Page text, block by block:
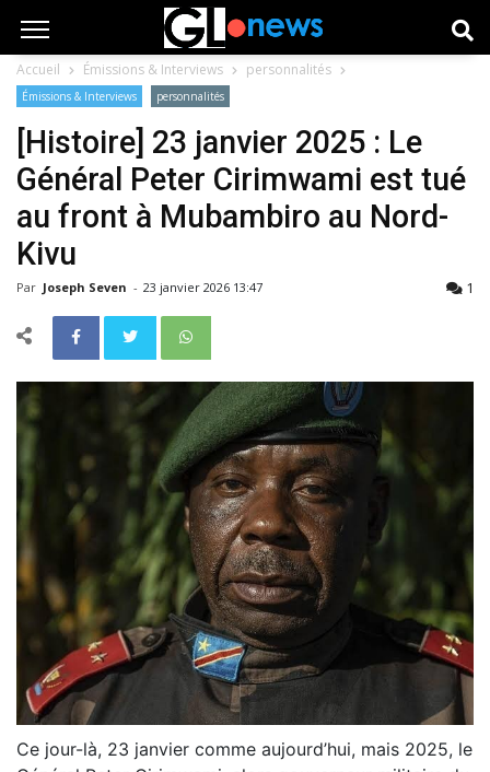
Accueil Émissions & Interviews personnalités
Émissions & Interviews personnalités
[Histoire] 23 janvier 2025 : Le
Général Peter Cirimwami est tué
au front à Mubambiro au Nord-
Kivu
Par Joseph Seven - 23 janvier 2026 13:47 1
Ce jour-là, 23 janvier comme aujourd’hui, mais 2025, le